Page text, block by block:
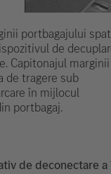
portbagajului
de
Capitonajul marginii
de tragere sub
în mijlocul
portbagaj.
de deconectare